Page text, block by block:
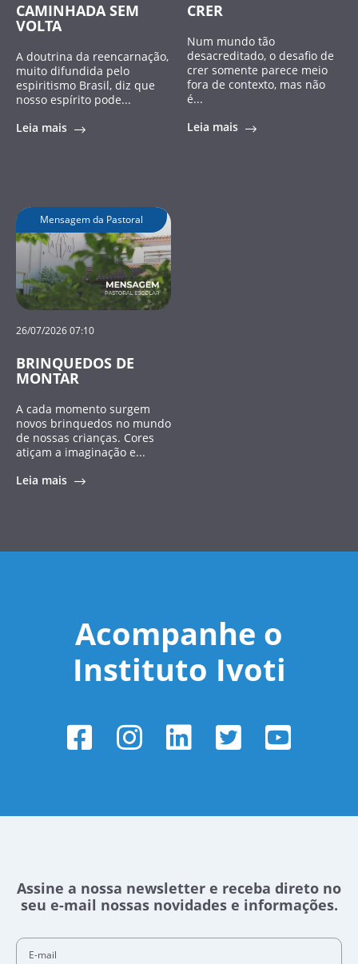
CAMINHADA SEM
VOLTA
A doutrina da reencarnação,
muito difundida pelo
espiritismo Brasil, diz que
nosso espírito pode...
Leia mais
CRER
Num mundo tão
desacreditado, o desafio de
crer somente parece meio
fora de contexto, mas não
é...
Leia mais
Mensagem da Pastoral
26/07/2026 07:10
BRINQUEDOS DE
MONTAR
A cada momento surgem
novos brinquedos no mundo
de nossas crianças. Cores
atiçam a imaginação e...
Leia mais
Acompanhe o
Instituto Ivoti
Assine a nossa newsletter e receba direto no
seu e-mail nossas novidades e informações.
E-mail